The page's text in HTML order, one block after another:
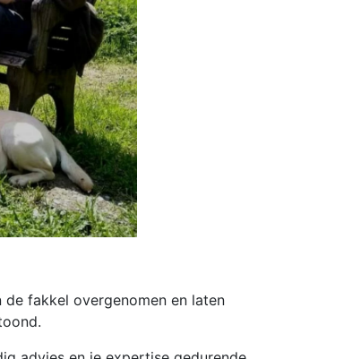
fakkel overgenomen en laten